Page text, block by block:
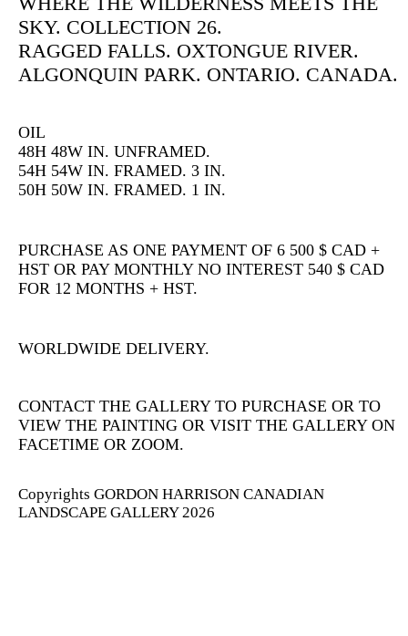
SKY. COLLECTION 26.
RAGGED FALLS. OXTONGUE RIVER.
ALGONQUIN PARK. ONTARIO. CANADA.
OIL
48H 48W IN. UNFRAMED.
54H 54W IN. FRAMED. 3 IN.
50H 50W IN. FRAMED. 1 IN.
PURCHASE AS ONE PAYMENT OF 6 500 $ CAD +
HST OR PAY MONTHLY NO INTEREST 540 $ CAD
FOR 12 MONTHS + HST.
WORLDWIDE DELIVERY.
CONTACT THE GALLERY TO PURCHASE OR TO
VIEW THE PAINTING OR VISIT THE GALLERY ON
FACETIME OR ZOOM.
Copyrights GORDON HARRISON CANADIAN
LANDSCAPE GALLERY 2026